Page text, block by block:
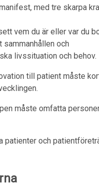
med tre skarpa
vem du är eller var du
och
livssituation och behov.
till patient måste
måste omfatta
patienter och